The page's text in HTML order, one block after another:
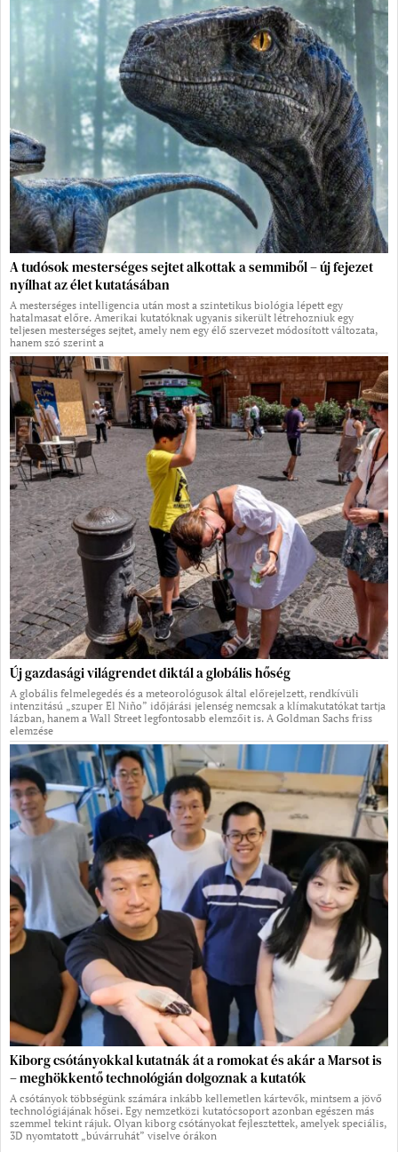
A tudósok mesterséges sejtet alkottak a semmiből – új fejezet
nyílhat az élet kutatásában
A mesterséges intelligencia után most a szintetikus biológia lépett egy
hatalmasat előre. Amerikai kutatóknak ugyanis sikerült létrehozniuk egy
teljesen mesterséges sejtet, amely nem egy élő szervezet módosított változata,
hanem szó szerint a
Új gazdasági világrendet diktál a globális hőség
A globális felmelegedés és a meteorológusok által előrejelzett, rendkívüli
intenzitású „szuper El Niño” időjárási jelenség nemcsak a klímakutatókat tartja
lázban, hanem a Wall Street legfontosabb elemzőit is. A Goldman Sachs friss
elemzése
Kiborg csótányokkal kutatnák át a romokat és akár a Marsot is
– meghökkentő technológián dolgoznak a kutatók
A csótányok többségünk számára inkább kellemetlen kártevők, mintsem a jövő
technológiájának hősei. Egy nemzetközi kutatócsoport azonban egészen más
szemmel tekint rájuk. Olyan kiborg csótányokat fejlesztettek, amelyek speciális,
3D nyomtatott „búvárruhát” viselve órákon